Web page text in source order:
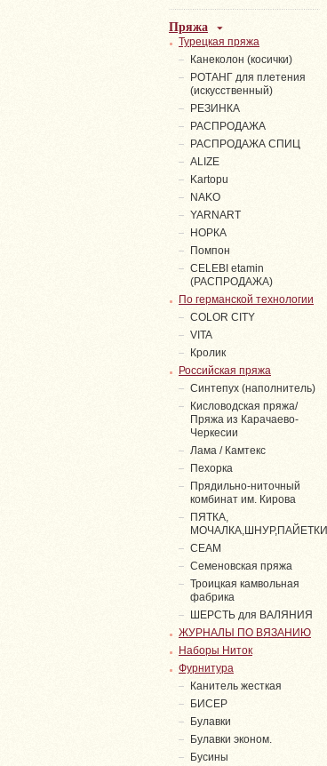
Пряжа
Турецкая пряжа
Канеколон (косички)
РОТАНГ для плетения
(искусственный)
PЕЗИНКА
РАСПРОДАЖА
РАСПРОДАЖА СПИЦ
ALIZE
Kartopu
NAKO
YARNART
НОРКА
Помпон
СELEBI etamin
(РАСПРОДАЖА)
По германской технологии
COLOR CITY
VITA
Кролик
Российская пряжа
Синтепух (наполнитель)
Кисловодская пряжа/
Пряжа из Карачаево-
Черкесии
Лама / Камтекс
Пехорка
Прядильно-ниточный
комбинат им. Кирова
ПЯТКА,
МОЧАЛКА,ШНУР,ПАЙЕТКИ
СЕАМ
Семеновская пряжа
Троицкая камвольная
фабрика
ШЕРСТЬ для ВАЛЯНИЯ
ЖУРНАЛЫ ПО ВЯЗАНИЮ
Наборы Ниток
Фурнитура
Канитель жесткая
БИСЕР
Булавки
Булавки эконом.
Бусины